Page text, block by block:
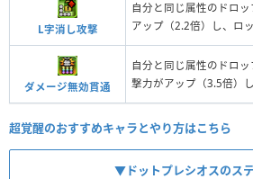
L字消し攻撃
自分と同じ属性のドロ
アップ（2.2倍）し、ロ
ダメージ無効貫通
自分と同じ属性のドロ
撃力がアップ（3.5倍）
超覚醒のおすすめキャラとやり方はこちら
▼ドットプレシオスのス